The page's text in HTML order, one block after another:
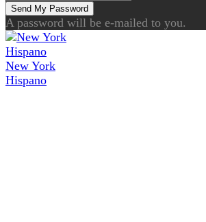
A password will be e-mailed to you.
New York
Hispano